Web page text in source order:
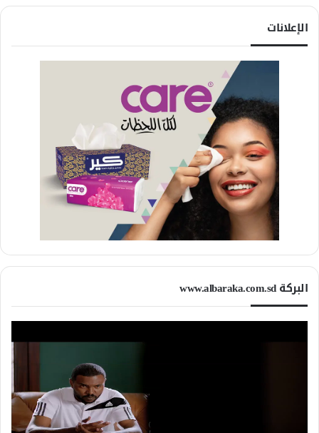
الإعلانات
البركة www.albaraka.com.sd